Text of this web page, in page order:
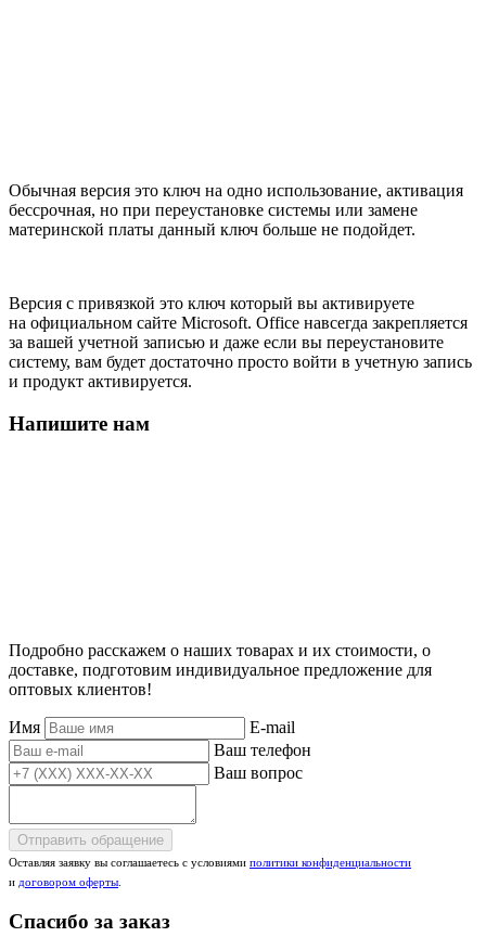
Обычная версия это ключ на одно использование, активация
бессрочная, но при переустановке системы или замене
материнской платы данный ключ больше не подойдет.
Версия с привязкой это ключ который вы активируете
на официальном сайте Microsoft. Office навсегда закрепляется
за вашей учетной записью и даже если вы переустановите
систему, вам будет достаточно просто войти в учетную запись
и продукт активируется.
Напишите нам
Подробно расскажем о наших товарах и их стоимости, о
доставке, подготовим индивидуальное предложение для
оптовых клиентов!
Имя
E-mail
Ваш телефон
Ваш вопрос
Отправить обращение
Оставляя заявку вы соглашаетесь с условиями политики конфиденциальности
и договором оферты
Спасибо за заказ